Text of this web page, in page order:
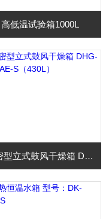
高低温试验箱1000L
精密型立式鼓风干燥箱 DHG-9425AE-S（430L）